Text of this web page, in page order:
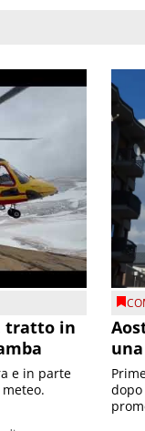
tratto in
e in parte